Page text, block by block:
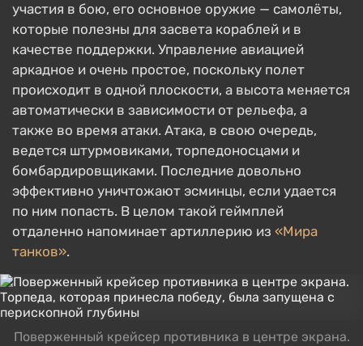
участия в бою, его основное оружие — самолёты,
которые полезны для засвета кораблей и в
качестве поддержки. Управление авиацией
аркадное и очень простое, поскольку полет
происходит в одной плоскости, а высота меняется
автоматически в зависимости от рельефа, а
также во время атаки. Атака, в свою очередь,
ведется штурмовиками, торпедоносцами и
бомбардировщиками. Последние довольно
эффективно уничтожают эсминцы, если удается
по ним попасть. В целом такой геймплей
отдаленно напоминает артиллерию из «Мира
танков».
Поверженный крейсер противника в центре экрана.